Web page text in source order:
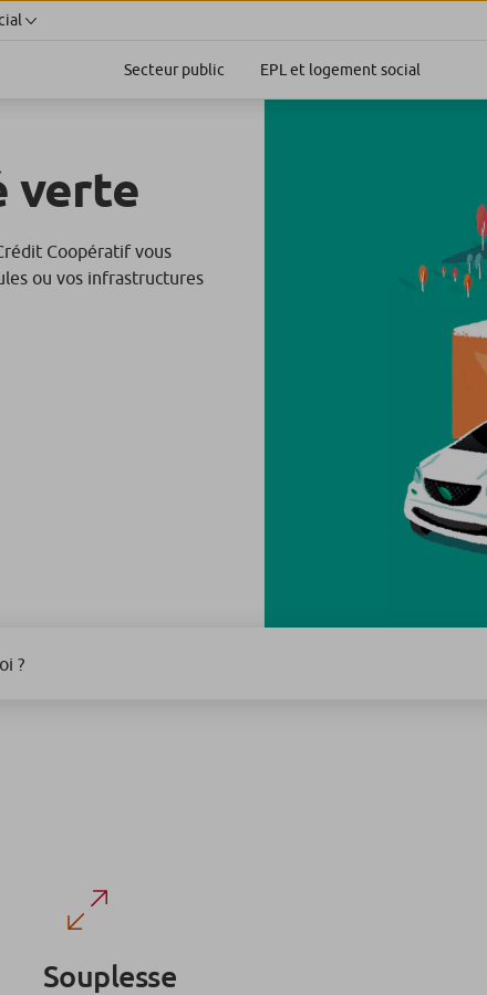
Secteur public EPL et logement social
verte
Coopératif vous
ou vos infrastructures
?
Souplesse